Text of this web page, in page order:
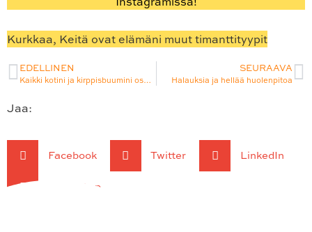
Kurkkaa, Keitä ovat elämäni muut timanttityypit
EDELLINEN
Kaikki kotini ja kirppisbuumini osa 3/3: omakotitalo järven rannassa
SEURAAVA
Halauksia ja hellää huolenpitoa
Jaa:
Facebook Twitter LinkedIn
WhatsApp